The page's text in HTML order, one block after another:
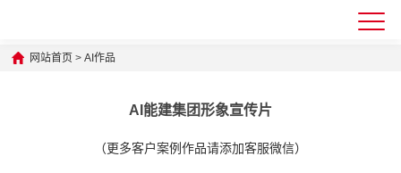
网站首页 >AI作品
AI能建集团形象宣传片
（更多客户案例作品请添加客服微信）